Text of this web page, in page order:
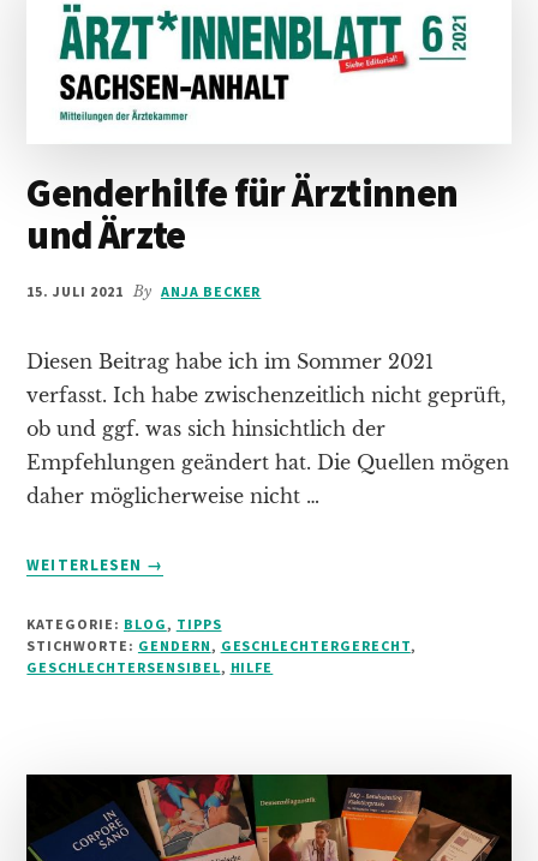
Genderhilfe für Ärztinnen
und Ärzte
15. JULI 2021 By ANJA BECKER
Diesen Beitrag habe ich im Sommer 2021
verfasst. Ich habe zwischenzeitlich nicht geprüft,
ob und ggf. was sich hinsichtlich der
Empfehlungen geändert hat. Die Quellen mögen
daher möglicherweise nicht …
WEITERLESEN
INFOS
GENDERHILFE
FÜR
→
KATEGORIE: BLOG , TIPPS
STICHWORTE: GENDERN , GESCHLECHTERGERECHT,
GESCHLECHTERSENSIBEL, HILFE